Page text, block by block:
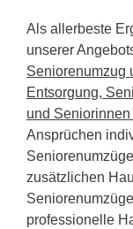
Als allerbeste
unserer
Seniorenumzug
Entsorgung,
und
Ansprüchen
zusätzlichen
professionelle